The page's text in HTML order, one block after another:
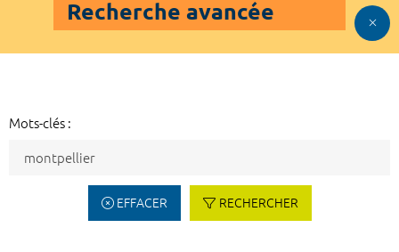
Recherche avancée
Mots-clés :
EFFACER RECHERCHER